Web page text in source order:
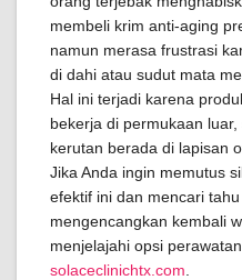
membeli krim anti-aging
namun merasa frustrasi
di dahi atau sudut mata
Hal ini terjadi karena
bekerja di permukaan
kerutan berada di lapisan
Jika Anda ingin memutus
efektif ini dan mencari
mengencangkan kembali
menjelajahi opsi
solaceclinichtx.com